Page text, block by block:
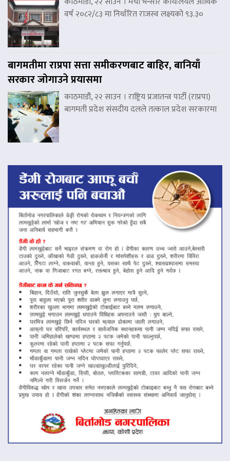
वर्ष २०८२/८३ मा निर्धारित राजस्व लक्ष्यको ९३.३०
बागमतीमा राप्रपा सत्ता समीकरणबाट बाहिर, बानियाँ
सरकार जोगाउने प्रयासमा
काठमाडौं, २२ साउन । राष्ट्रिय प्रजातन्त्र पार्टी (राप्रपा)
बागमती प्रदेश संसदीय दलले तत्काल प्रदेश सरकारमा